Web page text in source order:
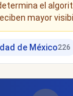
el
mayor
de México226